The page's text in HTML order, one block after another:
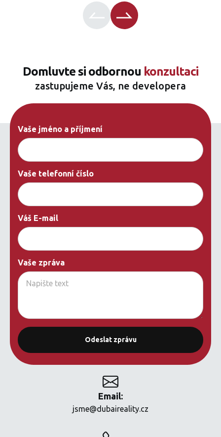
Domluvte si odbornou konzultaci
zastupujeme Vás, ne developera
Email:
jsme@dubaireality.cz
Vaše jméno a příjmení
Vaše telefonní číslo
Váš E-mail
Vaše zpráva